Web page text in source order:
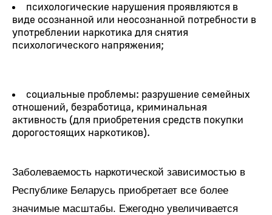
психологические нарушения проявляются в
виде осознанной или неосознанной потребности в
употреблении наркотика для снятия
психологического напряжения;
социальные проблемы: разрушение семейных
отношений, безработица, криминальная
активность (для приобретения средств покупки
дорогостоящих наркотиков).
Заболеваемость наркотической зависимостью в
Республике Беларусь приобретает все более
значимые масштабы. Ежегодно увеличивается